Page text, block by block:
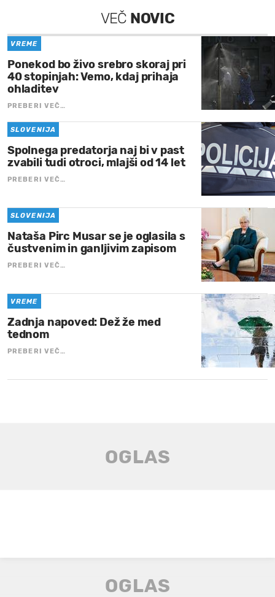
VEČ NOVIC
VREME
Ponekod bo živo srebro skoraj pri
40 stopinjah: Vemo, kdaj prihaja
ohladitev
PREBERI VEČ…
SLOVENIJA
Spolnega predatorja naj bi v past
zvabili tudi otroci, mlajši od 14 let
PREBERI VEČ…
SLOVENIJA
Nataša Pirc Musar se je oglasila s
čustvenim in ganljivim zapisom
PREBERI VEČ…
VREME
Zadnja napoved: Dež že med
tednom
PREBERI VEČ…